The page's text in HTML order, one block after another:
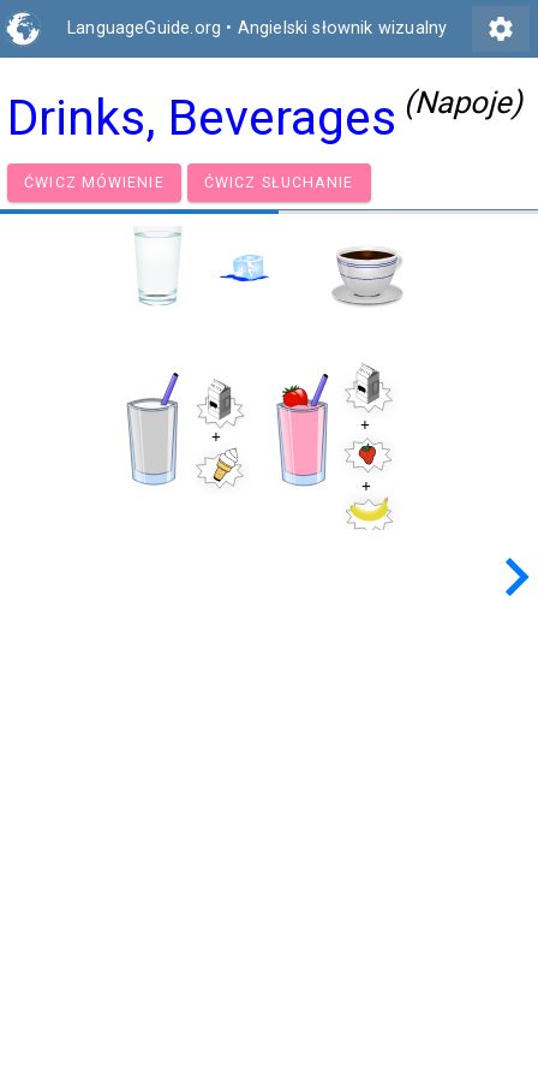
LanguageGuide.org • Angielski słownik wizualny settings
Drinks, Beverages (Napoje)
ĆWICZ MÓWIENIE ĆWICZ SŁUCHANIE